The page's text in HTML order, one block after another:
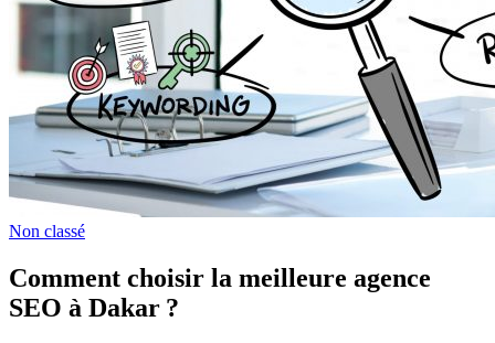
Non classé
Comment choisir la meilleure agence
SEO à Dakar ?